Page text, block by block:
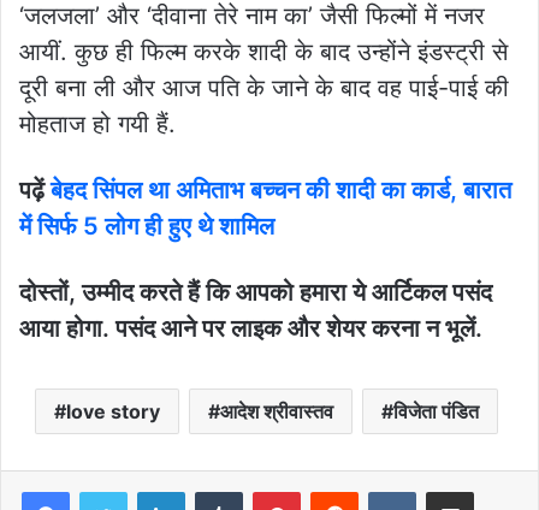
‘जलजला’ और ‘दीवाना तेरे नाम का’ जैसी फिल्मों में नजर
आयीं. कुछ ही फिल्म करके शादी के बाद उन्होंने इंडस्ट्री से
दूरी बना ली और आज पति के जाने के बाद वह पाई-पाई की
मोहताज हो गयी हैं.
पढ़ेंबेहद सिंपल था अमिताभ बच्चन की शादी का कार्ड, बारात
में सिर्फ 5 लोग ही हुए थे शामिल
दोस्तों, उम्मीद करते हैं कि आपको हमारा ये आर्टिकल पसंद
आया होगा. पसंद आने पर लाइक और शेयर करना न भूलें.
love story आदेश श्रीवास्तव विजेता पंडित
LinkedInTumblr PinterestReddit VKontakteShare via Email